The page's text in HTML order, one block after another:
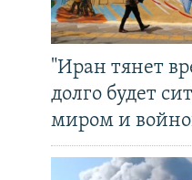
"Иран тянет
долго будет
миром и